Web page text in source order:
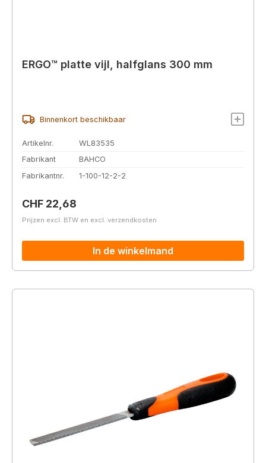
ERGO™ platte vijl, halfglans 300 mm
Binnenkort beschikbaar
Artikelnr.
WL83535
Fabrikant
BAHCO
Fabrikantnr.
1-100-12-2-2
Normale prijs:
CHF 22,68
Prijzen excl. BTW en excl. verzendkosten
In de winkelmand